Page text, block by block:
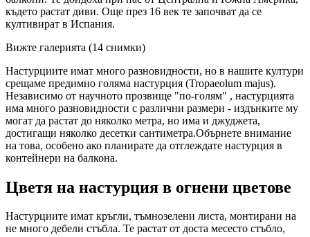
където растат диви. Още през 16 век те започват да се
култивират в Испания.
Вижте галерията (14 снимки)
Настурциите имат много разновидности, но в нашите култури
срещаме предимно голяма настурция (Tropaeolum majus).
Независимо от научното прозвище "по-голям" , настурцията
има много разновидности с различни размери - издънките му
могат да растат до няколко метра, но има и джуджета,
достигащи няколко десетки сантиметра.Обърнете внимание
на това, особено ако планирате да отглеждате настурция в
контейнери на балкона.
Цветя на настурция в огнени цветове
Настурциите имат кръгли, тъмнозелени листа, монтирани на
не много дебели стъбла. Те растат от доста месесто стъбло,